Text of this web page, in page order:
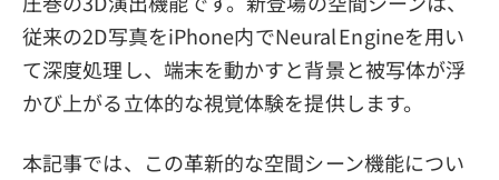
返金について
従来の2D写真をiPhone内でNeural Engineを用い
て深度処理し、端末を動かすと背景と被写体が浮
かび上がる立体的な視覚体験を提供します。
本記事では、この革新的な空間シーン機能につい